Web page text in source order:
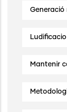
Generació
Ludificacio
Mantenir